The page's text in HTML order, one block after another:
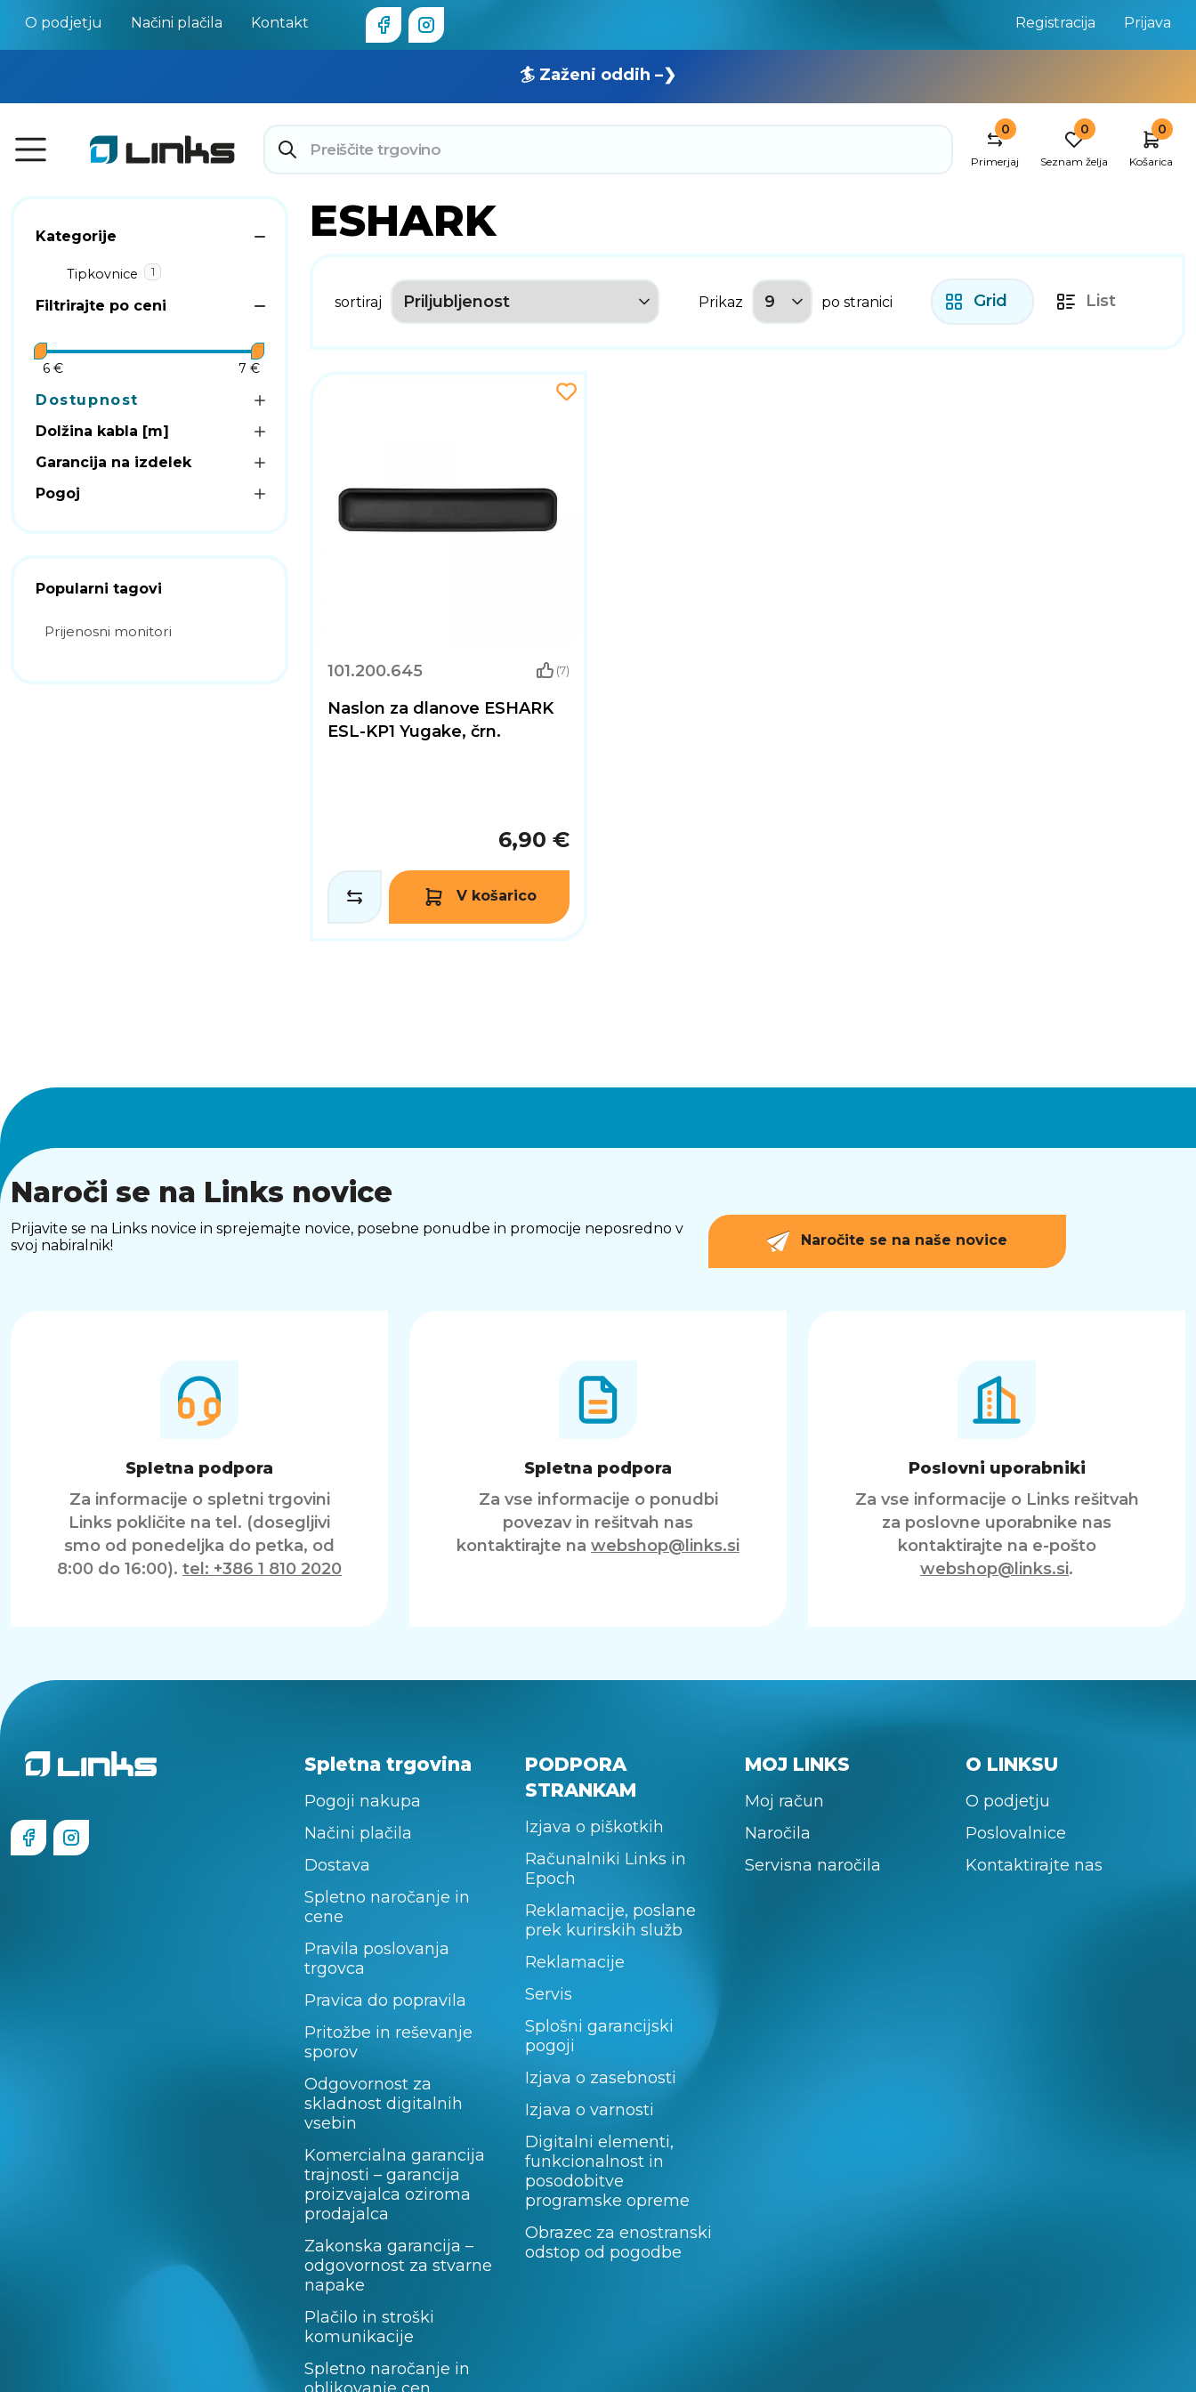
O podjetju Načini plačila Kontakt Registracija Prijava
🏄 Zaženi oddih –❯
0
Primerjaj
0
Seznam želja
0
Košarica
Kategorije
Tipkovnice 1
Filtrirajte po ceni
6 € 7 €
Dostupnost
Dolžina kabla [m]
Garancija na izdelek
Pogoj
Popularni tagovi
Prijenosni monitori
ESHARK
sortiraj Prikaz po stranici Grid List
101.200.645 (7)
Naslon za dlanove ESHARK
ESL-KP1 Yugake, črn.
6,90 €
V košarico
Naroči se na Links novice
Prijavite se na Links novice in sprejemajte novice, posebne ponudbe in promocije neposredno v
svoj nabiralnik!
Naročite se na naše novice
Spletna podpora
Za informacije o spletni trgovini
Links pokličite na tel. (dosegljivi
smo od ponedeljka do petka, od
8:00 do 16:00). tel: +386 1 810 2020
Spletna podpora
Za vse informacije o ponudbi
povezav in rešitvah nas
kontaktirajte na webshop@links.si
Poslovni uporabniki
Za vse informacije o Links rešitvah
za poslovne uporabnike nas
kontaktirajte na e-pošto
webshop@links.si.
Spletna trgovina
Pogoji nakupa
Načini plačila
Dostava
Spletno naročanje in
cene
Pravila poslovanja
trgovca
Pravica do popravila
Pritožbe in reševanje
sporov
Odgovornost za
skladnost digitalnih
vsebin
Komercialna garancija
trajnosti – garancija
proizvajalca oziroma
prodajalca
Zakonska garancija –
odgovornost za stvarne
napake
Plačilo in stroški
komunikacije
Spletno naročanje in
PODPORA
STRANKAM
Izjava o piškotkih
Računalniki Links in
Epoch
Reklamacije, poslane
prek kurirskih služb
Reklamacije
Servis
Splošni garancijski
pogoji
Izjava o zasebnosti
Izjava o varnosti
Digitalni elementi,
funkcionalnost in
posodobitve
programske opreme
Obrazec za enostranski
odstop od pogodbe
MOJ LINKS
Moj račun
Naročila
Servisna naročila
O LINKSU
O podjetju
Poslovalnice
Kontaktirajte nas